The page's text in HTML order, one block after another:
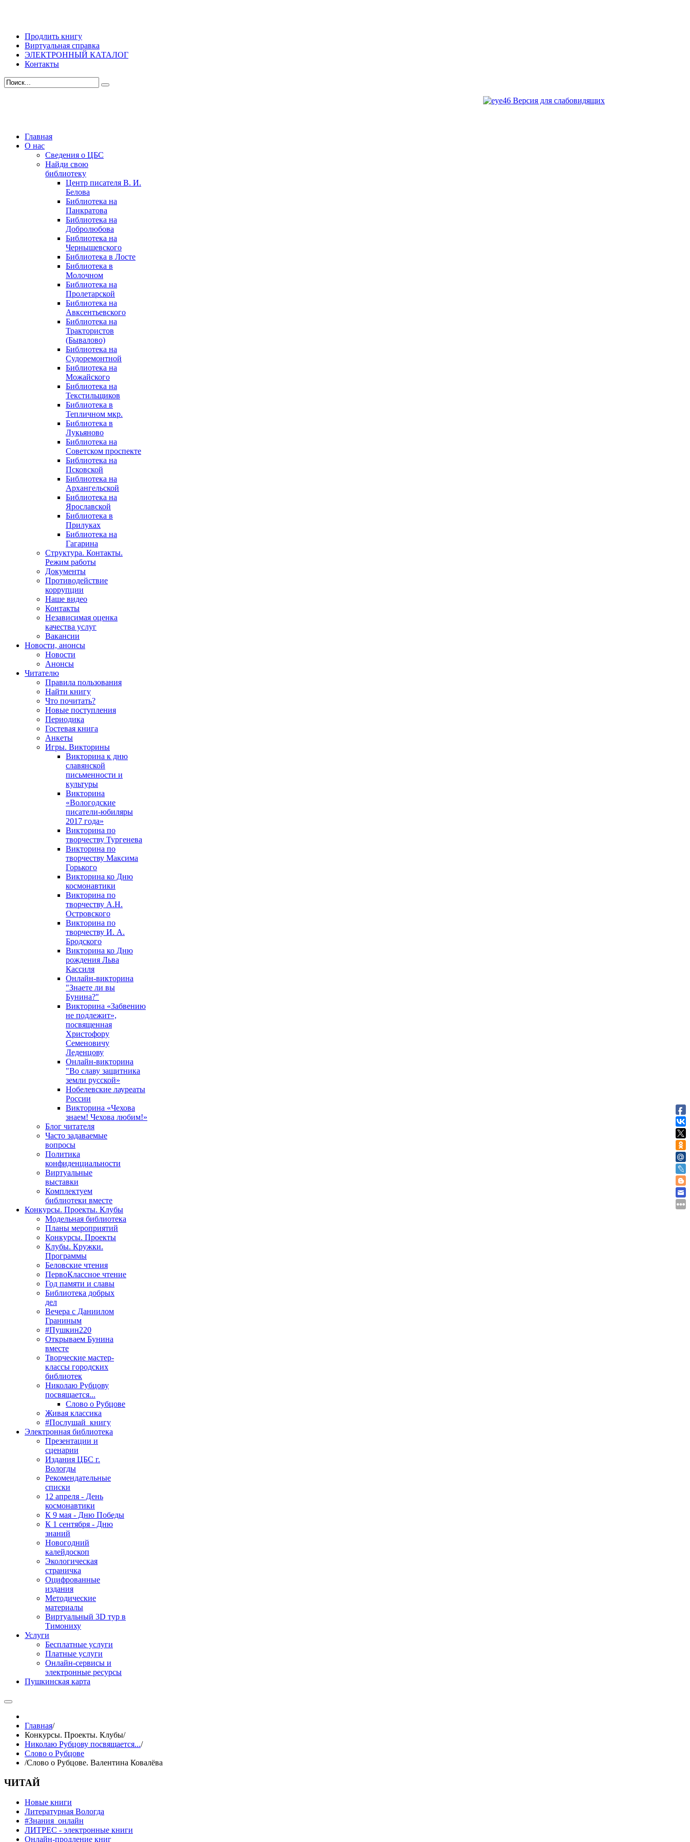
Продлить книгу
Виртуальная справка
ЭЛЕКТРОННЫЙ КАТАЛОГ
Контакты
Версия для слабовидящих
Главная
О нас
Сведения о ЦБС
Найди свою
библиотеку
Центр писателя В. И.
Белова
Библиотека на
Панкратова
Библиотека на
Добролюбова
Библиотека на
Чернышевского
Библиотека в Лосте
Библиотека в
Молочном
Библиотека на
Пролетарской
Библиотека на
Авксентьевского
Библиотека на
Трактористов
(Бывалово)
Библиотека на
Судоремонтной
Библиотека на
Можайского
Библиотека на
Текстильщиков
Библиотека в
Тепличном мкр.
Библиотека в
Лукьяново
Библиотека на
Советском проспекте
Библиотека на
Псковской
Библиотека на
Архангельской
Библиотека на
Ярославской
Библиотека в
Прилуках
Библиотека на
Гагарина
Структура. Контакты.
Режим работы
Документы
Противодействие
коррупции
Наше видео
Контакты
Независимая оценка
качества услуг
Вакансии
Новости, анонсы
Новости
Анонсы
Читателю
Правила пользования
Найти книгу
Что почитать?
Новые поступления
Периодика
Гостевая книга
Анкеты
Игры. Викторины
Викторина к дню
славянской
письменности и
культуры
Викторина
«Вологодские
писатели-юбиляры
2017 года»
Викторина по
творчеству Тургенева
Викторина по
творчеству Максима
Горького
Викторина ко Дню
космонавтики
Викторина по
творчеству А.Н.
Островского
Викторина по
творчеству И. А.
Бродского
Викторина ко Дню
рождения Льва
Кассиля
Онлайн-викторина
"Знаете ли вы
Бунина?"
Викторина «Забвению
не подлежит»,
посвященная
Христофору
Семеновичу
Леденцову
Онлайн-викторина
"Во славу защитника
земли русской»
Нобелевские лауреаты
России
Викторина «Чехова
знаем! Чехова любим!»
Блог читателя
Часто задаваемые
вопросы
Политика
конфиденциальности
Виртуальные
выставки
Комплектуем
библиотеки вместе
Конкурсы. Проекты. Клубы
Модельная библиотека
Планы мероприятий
Конкурсы. Проекты
Клубы. Кружки.
Программы
Беловские чтения
ПервоКлассное чтение
Год памяти и славы
Библиотека добрых
дел
Вечера с Даниилом
Граниным
#Пушкин220
Открываем Бунина
вместе
Творческие мастер-
классы городских
библиотек
Николаю Рубцову
посвящается...
Слово о Рубцове
Живая классика
#Послушай_книгу
Электронная библиотека
Презентации и
сценарии
Издания ЦБС г.
Вологды
Рекомендательные
списки
12 апреля - День
космонавтики
К 9 мая - Дню Победы
К 1 сентября - Дню
знаний
Новогодний
калейдоскоп
Экологическая
страничка
Оцифрованные
издания
Методические
материалы
Виртуальный 3D тур в
Тимониху
Услуги
Бесплатные услуги
Платные услуги
Онлайн-сервисы и
электронные ресурсы
Пушкинская карта
Главная/
Конкурсы. Проекты. Клубы/
Николаю Рубцову посвящается.../
Слово о Рубцове
/Cлово о Рубцове. Валентина Ковалёва
ЧИТАЙ
Новые книги
Литературная Вологда
#Знания_онлайн
ЛИТРЕС - электронные книги
Онлайн-продление книг